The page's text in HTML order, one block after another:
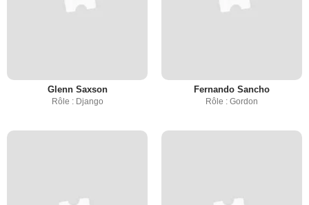
Glenn Saxson
Rôle : Django
Fernando Sancho
Rôle : Gordon